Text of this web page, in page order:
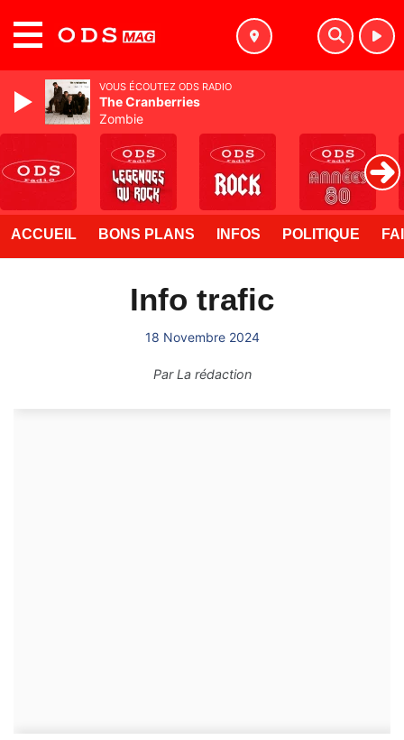
ACCUEIL BONS PLANS INFOS POLITIQUE
Info trafic
18 Novembre 2024
ParLa rédaction
VOUS ÉCOUTEZ ODS RADIO
The Cranberries
Zombie